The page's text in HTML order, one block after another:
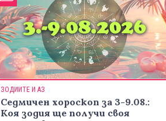
ЗОДИИТЕ И АЗ
Седмичен хороскоп за 3-9.08.:
Коя зодия ще получи своя